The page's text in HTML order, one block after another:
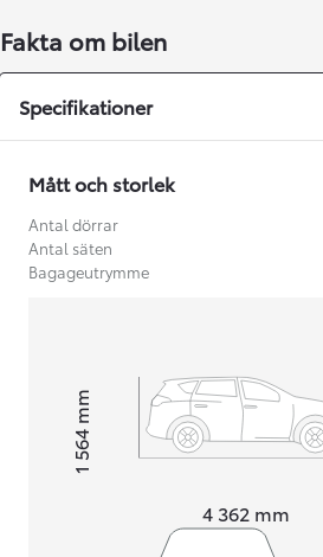
Fakta om bilen
Specifikationer
Mått och storlek
Antal dörrar
Antal säten
Bagageutrymme
4 362 mm
Height1 564
mm